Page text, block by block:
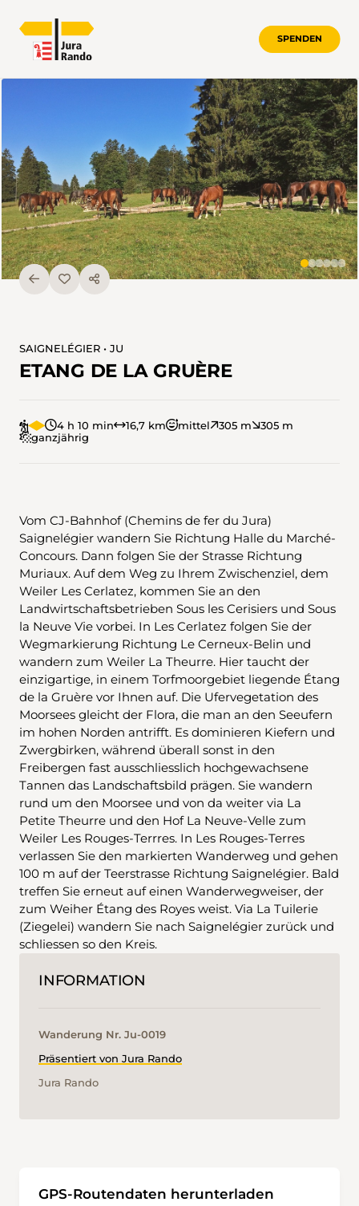
SPENDEN
SAIGNELÉGIER • JU
ETANG DE LA GRUÈRE
4 h 10 min 16,7 km mittel 305 m
305 m
ganzjährig
Vom CJ-Bahnhof (Chemins de fer du Jura)
Saignelégier wandern Sie Richtung Halle du Marché-
Concours. Dann folgen Sie der Strasse Richtung
Muriaux. Auf dem Weg zu Ihrem Zwischenziel, dem
Weiler Les Cerlatez, kommen Sie an den
Landwirtschaftsbetrieben Sous les Cerisiers und Sous
la Neuve Vie vorbei. In Les Cerlatez folgen Sie der
Wegmarkierung Richtung Le Cerneux-Belin und
wandern zum Weiler La Theurre. Hier taucht der
einzigartige, in einem Torfmoorgebiet liegende Étang
de la Gruère vor Ihnen auf. Die Ufervegetation des
Moorsees gleicht der Flora, die man an den Seeufern
im hohen Norden antrifft. Es dominieren Kiefern und
Zwergbirken, während überall sonst in den
Freibergen fast ausschliesslich hochgewachsene
Tannen das Landschaftsbild prägen. Sie wandern
rund um den Moorsee und von da weiter via La
Petite Theurre und den Hof La Neuve-Velle zum
Weiler Les Rouges-Terrres. In Les Rouges-Terres
verlassen Sie den markierten Wanderweg und gehen
100 m auf der Teerstrasse Richtung Saignelégier. Bald
treffen Sie erneut auf einen Wanderwegweiser, der
zum Weiher Étang des Royes weist. Via La Tuilerie
(Ziegelei) wandern Sie nach Saignelégier zurück und
schliessen so den Kreis.
INFORMATION
Wanderung Nr. Ju-0019
Präsentiert von Jura Rando
Jura Rando
GPS-Routendaten herunterladen